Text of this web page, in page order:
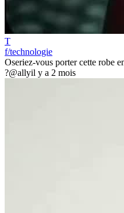
T
f/technologie
Oseriez-vous porter cette robe
?@allyil y a 2 mois